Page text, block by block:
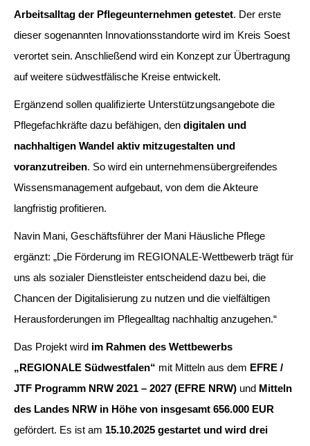
Arbeitsalltag der Pflegeunternehmen getestet. Der erste
dieser sogenannten Innovationsstandorte wird im Kreis Soest
verortet sein. Anschließend wird ein Konzept zur Übertragung
auf weitere südwestfälische Kreise entwickelt.
Ergänzend sollen qualifizierte Unterstützungsangebote die
Pflegefachkräfte dazu befähigen, den digitalen und
nachhaltigen Wandel aktiv mitzugestalten und
voranzutreiben. So wird ein unternehmensübergreifendes
Wissensmanagement aufgebaut, von dem die Akteure
langfristig profitieren.
Navin Mani, Geschäftsführer der Mani Häusliche Pflege
ergänzt: „Die Förderung im REGIONALE-Wettbewerb trägt für
uns als sozialer Dienstleister entscheidend dazu bei, die
Chancen der Digitalisierung zu nutzen und die vielfältigen
Herausforderungen im Pflegealltag nachhaltig anzugehen.“
Das Projekt wird im Rahmen des Wettbewerbs
„REGIONALE Südwestfalen“ mit Mitteln aus dem EFRE /
JTF Programm NRW 2021 – 2027 (EFRE NRW) und Mitteln
des Landes NRW in Höhe von insgesamt 656.000 EUR
gefördert. Es ist am 15.10.2025 gestartet und wird drei